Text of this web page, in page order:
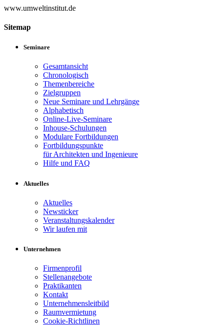
www.umweltinstitut.de
Sitemap
Seminare
Gesamtansicht
Chronologisch
Themenbereiche
Zielgruppen
Neue Seminare und Lehrgänge
Alphabetisch
Online-Live-Seminare
Inhouse-Schulungen
Modulare Fortbildungen
Fortbildungspunkte
für Architekten und Ingenieure
Hilfe und FAQ
Aktuelles
Aktuelles
Newsticker
Veranstaltungskalender
Wir laufen mit
Unternehmen
Firmenprofil
Stellenangebote
Praktikanten
Kontakt
Unternehmensleitbild
Raumvermietung
Cookie-Richtlinen